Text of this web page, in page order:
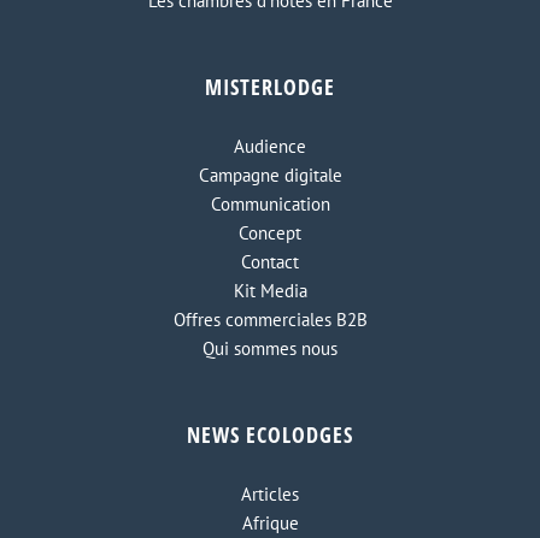
MISTERLODGE
Audience
Campagne digitale
Communication
Concept
Contact
Kit Media
Offres commerciales B2B
Qui sommes nous
NEWS ECOLODGES
Articles
Afrique